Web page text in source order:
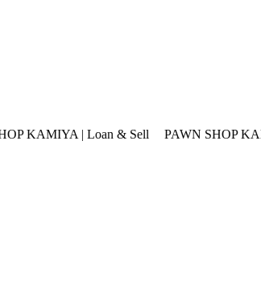
Loan & Sell PAWN SHOP KAMIYA | Loan &